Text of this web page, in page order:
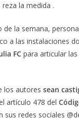
la medida .
de la semana,
a las instalaciones
FC para articular
los autores sean
artículo 478 del
sus redes sociales